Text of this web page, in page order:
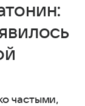
частыми,